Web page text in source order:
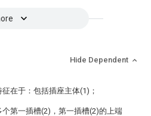
Hide Dependent
在于：包括插座主体(1)；
第一插槽(2)，第一插槽(2)的上端